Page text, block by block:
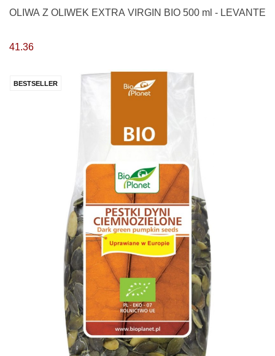
OLIWA Z OLIWEK EXTRA VIRGIN BIO 500 ml - LEVANTE
41.36
BESTSELLER